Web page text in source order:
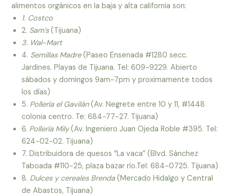
alimentos orgánicos en la baja y alta california son:
1. Costco
2. Sam’s(Tijuana)
3. Wal-Mart
4. Semillas Madre(Paseo Ensenada #1280 secc.
Jardines. Playas de Tijuana. Tel: 609-9229. Abierto
sábados y domingos 9am-7pm y proximamente todos
los días)
5. Pollería el Gavilán(Av. Negrete entre 10 y 11, #1448
colonia centro. Te: 684-77-27. Tijuana)
6. Pollería Mily(Av. Ingeniero Juan Ojeda Roble #395. Tel:
624-02-02. Tijuana)
7. Distribuidora de quesos “La vaca” (Blvd. Sánchez
Taboada #110-25, plaza bazar río.Tel: 684-0725. Tijuana)
8. Dulces y cereales Brenda(Mercado Hidalgo y Central
de Abastos, Tijuana)